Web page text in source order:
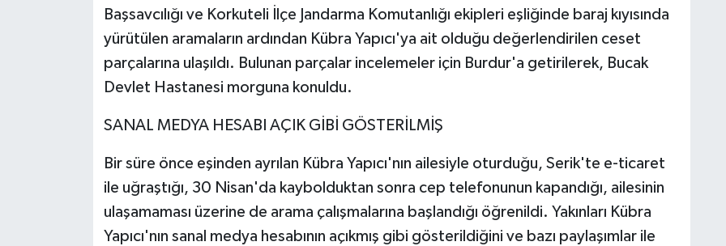
Başsavcılığı ve Korkuteli İlçe Jandarma Komutanlığı ekipleri eşliğinde baraj kıyısında
yürütülen aramaların ardından Kübra Yapıcı'ya ait olduğu değerlendirilen ceset
parçalarına ulaşıldı. Bulunan parçalar incelemeler için Burdur'a getirilerek, Bucak
Devlet Hastanesi morguna konuldu.
SANAL MEDYA HESABI AÇIK GİBİ GÖSTERİLMİŞ
Bir süre önce eşinden ayrılan Kübra Yapıcı'nın ailesiyle oturduğu, Serik'te e-ticaret
ile uğraştığı, 30 Nisan'da kaybolduktan sonra cep telefonunun kapandığı, ailesinin
ulaşamaması üzerine de arama çalışmalarına başlandığı öğrenildi. Yakınları Kübra
Yapıcı'nın sanal medya hesabının açıkmış gibi gösterildiğini ve bazı paylaşımlar ile